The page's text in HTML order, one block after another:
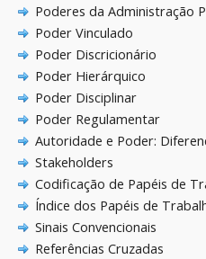
Poderes da Administração
Poder Vinculado
Poder Discricionário
Poder Hierárquico
Poder Disciplinar
Poder Regulamentar
Autoridade e Poder:
Stakeholders
Codificação de Papéis de
Índice dos Papéis de
Sinais Convencionais
Referências Cruzadas